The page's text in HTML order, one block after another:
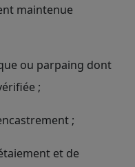
maintenue
ou parpaing dont
;
;
et de